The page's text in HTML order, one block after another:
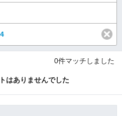
0件マッチしました
はありませんでした